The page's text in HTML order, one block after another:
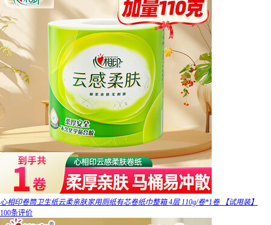
心相印卷筒卫生纸云柔亲肤家用厕纸有芯卷纸巾整箱 4层 110g/卷*1卷 【试用装】
100条评价